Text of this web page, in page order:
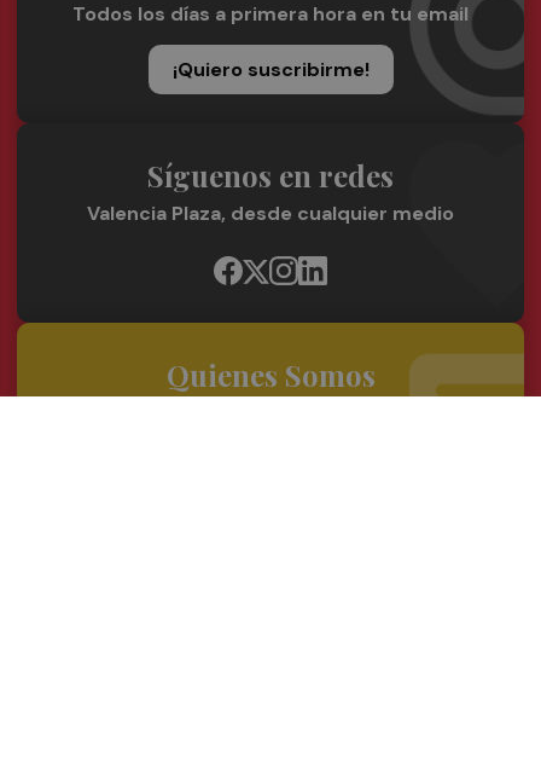
Todos los días a primera hora en tu email
¡Quiero suscribirme!
Síguenos en redes
Valencia Plaza, desde cualquier medio
Quienes Somos